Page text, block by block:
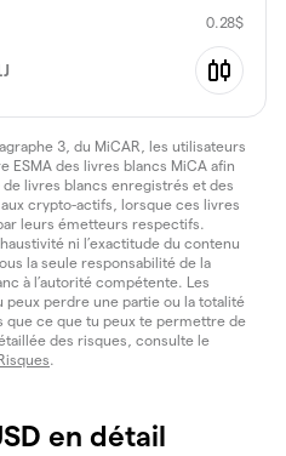
0.28$
3, du MiCAR, les utilisateurs
ESMA des livres blancs MiCA afin
livres blancs enregistrés et des
crypto-actifs, lorsque ces livres
leurs émetteurs respectifs.
ni l’exactitude du contenu
la seule responsabilité de la
à l’autorité compétente. Les
perdre une partie ou la totalité
que ce que tu peux te permettre de
des risques, consulte le
.
en détail